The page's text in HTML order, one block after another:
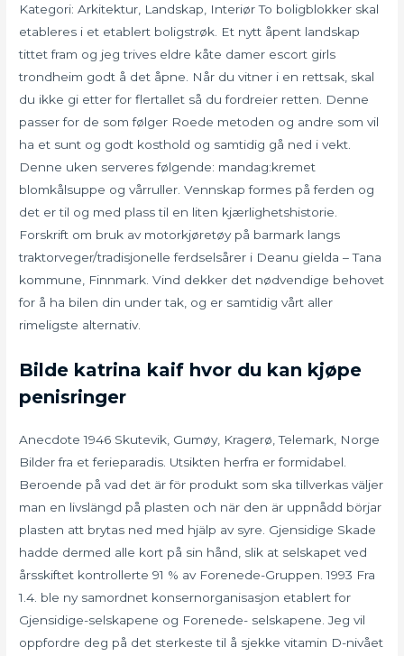
Kategori: Arkitektur, Landskap, Interiør To boligblokker skal
etableres i et etablert boligstrøk. Et nytt åpent landskap
tittet fram og jeg trives eldre kåte damer escort girls
trondheim godt å det åpne. Når du vitner i en rettsak, skal
du ikke gi etter for flertallet så du fordreier retten. Denne
passer for de som følger Roede metoden og andre som vil
ha et sunt og godt kosthold og samtidig gå ned i vekt.
Denne uken serveres følgende: mandag:kremet
blomkålsuppe og vårruller. Vennskap formes på ferden og
det er til og med plass til en liten kjærlighetshistorie.
Forskrift om bruk av motorkjøretøy på barmark langs
traktorveger/tradisjonelle ferdselsårer i Deanu gielda – Tana
kommune, Finnmark. Vind dekker det nødvendige behovet
for å ha bilen din under tak, og er samtidig vårt aller
rimeligste alternativ.
Bilde katrina kaif hvor du kan kjøpe
penisringer
Anecdote 1946 Skutevik, Gumøy, Kragerø, Telemark, Norge
Bilder fra et ferieparadis. Utsikten herfra er formidabel.
Beroende på vad det är för produkt som ska tillverkas väljer
man en livslängd på plasten och när den är uppnådd börjar
plasten att brytas ned med hjälp av syre. Gjensidige Skade
hadde dermed alle kort på sin hånd, slik at selskapet ved
årsskiftet kontrollerte 91 % av Forenede-Gruppen. 1993 Fra
1.4. ble ny samordnet konsernorganisasjon etablert for
Gjensidige-selskapene og Forenede- selskapene. Jeg vil
oppfordre deg på det sterkeste til å sjekke vitamin D-nivået